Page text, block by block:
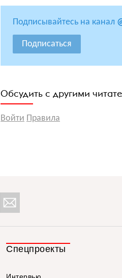
Подписывайтесь на канал
Подписаться
Обсудить с другими
Войти Правила
Спецпроекты